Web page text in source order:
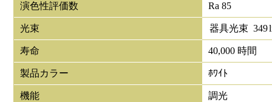
演色性評価数 Ra 85
光束 器具光束 349
寿命 40,000 時間
製品カラー ﾎﾜｲﾄ
機能 調光